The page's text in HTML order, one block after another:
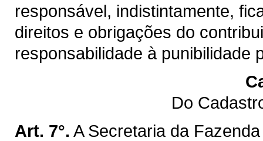
responsável, indistintamente,
direitos e obrigações do
responsabilidade à punibilidade
Do
Art. 7°. A Secretaria da